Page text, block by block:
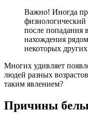
Важно! Иногда
физиологический
после попадания
нахождения
некоторых
Многих удивляет
людей разных
таким явлением?
Причины